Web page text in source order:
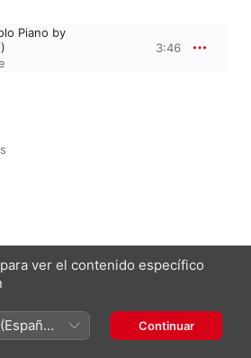
Piano by
3:46
Corneille
ver el contenido específico
Continuar